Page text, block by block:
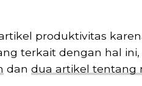
produktivitas
terkait dengan hal
dan dua artikel tentang